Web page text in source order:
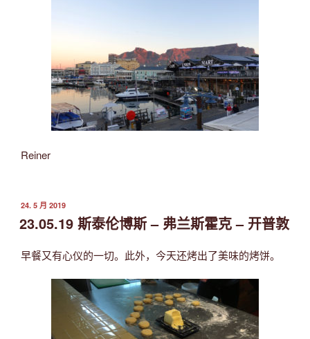
Reiner
发
布
于
24. 5 月 2019
23.05.19 斯泰伦博斯 – 弗兰斯霍克 – 开普敦
早餐又有心仪的一切。此外，今天还烤出了美味的烤饼。